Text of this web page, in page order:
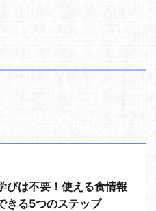
びは不要！使える食情報
きる5つのステップ